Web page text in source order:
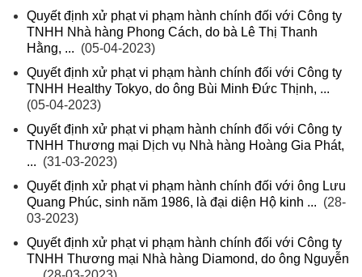
Quyết định xử phạt vi phạm hành chính đối với Công ty
TNHH Nhà hàng Phong Cách, do bà Lê Thị Thanh
Hằng, ... (05-04-2023)
Quyết định xử phạt vi phạm hành chính đối với Công ty
TNHH Healthy Tokyo, do ông Bùi Minh Đức Thịnh, ...
(05-04-2023)
Quyết định xử phạt vi phạm hành chính đối với Công ty
TNHH Thương mại Dịch vụ Nhà hàng Hoàng Gia Phát,
... (31-03-2023)
Quyết định xử phạt vi phạm hành chính đối với ông Lưu
Quang Phúc, sinh năm 1986, là đại diện Hộ kinh ... (28-
03-2023)
Quyết định xử phạt vi phạm hành chính đối với Công ty
TNHH Thương mại Nhà hàng Diamond, do ông Nguyễn